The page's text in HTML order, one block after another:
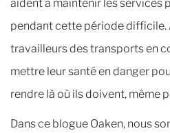
aident à maintenir les services
pendant cette période difficile.
travailleurs des transports en
mettre leur santé en danger
rendre là où ils doivent, même
Dans ce blogue Oaken, nous